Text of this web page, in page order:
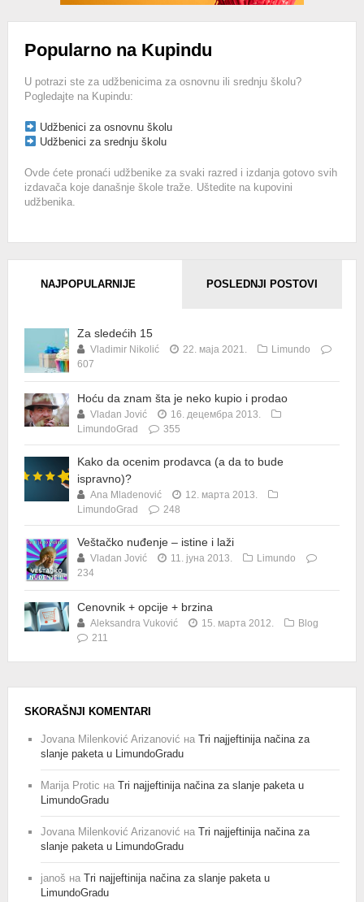
Popularno na Kupindu
U potrazi ste za udžbenicima za osnovnu ili srednju školu?
Pogledajte na Kupindu:
Udžbenici za osnovnu školu
Udžbenici za srednju školu
Ovde ćete pronaći udžbenike za svaki razred i izdanja gotovo svih
izdavača koje današnje škole traže. Uštedite na kupovini
udžbenika.
NAJPOPULARNIJE POSLEDNJI POSTOVI
Za sledećih 15
Vladimir Nikolić 22. маја 2021.
Limundo
607
Hoću da znam šta je neko kupio i prodao
Vladan Jović
16. децембра 2013.
LimundoGrad
355
Kako da ocenim prodavca (a da to bude
ispravno)?
Ana Mladenović
12. марта 2013.
LimundoGrad
248
Veštačko nuđenje – istine i laži
Vladan Jović 11. јуна 2013.
Limundo
234
Cenovnik + opcije + brzina
Aleksandra Vuković 15. марта 2012.
Blog
211
SKORAŠNJI KOMENTARI
Jovana Milenković Arizanović на Tri najjeftinija načina za
slanje paketa u LimundoGradu
Marija Protic на Tri najjeftinija načina za slanje paketa u
LimundoGradu
Jovana Milenković Arizanović на Tri najjeftinija načina za
slanje paketa u LimundoGradu
janoš на Tri najjeftinija načina za slanje paketa u
LimundoGradu